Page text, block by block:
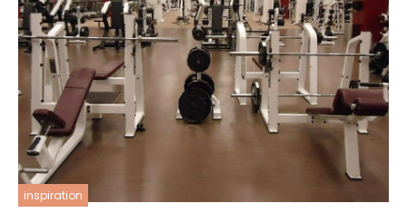
inspiration